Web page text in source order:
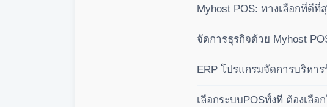
Myhost POS: ทางเลือกที่ดี
จัดการธุรกิจด้วย Myhost
ERP โปรแกรมจัดการบริหา
เลือกระบบPOSทั้งที ต้องเลื